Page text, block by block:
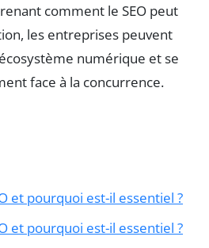
comment le SEO peut
les entreprises peuvent
numérique et se
face à la concurrence.
et pourquoi est-il essentiel ?
et pourquoi est-il essentiel ?